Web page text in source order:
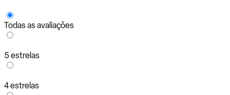
Todas as avaliações
5 estrelas
4 estrelas